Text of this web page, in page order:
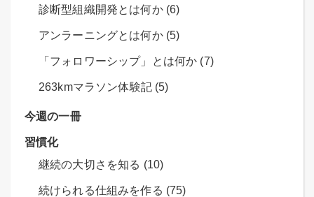
診断型組織開発とは何か (6)
アンラーニングとは何か (5)
「フォロワーシップ」とは何か (7)
263kmマラソン体験記 (5)
今週の一冊
習慣化
継続の大切さを知る (10)
続けられる仕組みを作る (75)